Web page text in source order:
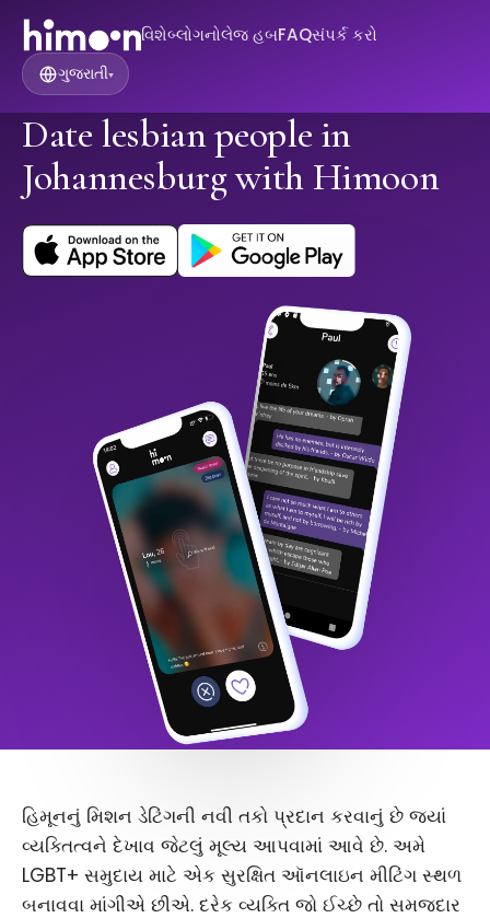
વિશેબ્લોગનોલેજ હબFAQસંપર્ક કરો
ગુજરાતી▾
Date lesbian people in
Johannesburg with Himoon
હિમૂનનું મિશન ડેટિંગની નવી તકો પ્રદાન કરવાનું છે જ્યાં
વ્યક્તિત્વને દેખાવ જેટલું મૂલ્ય આપવામાં આવે છે. અમે
LGBT+ સમુદાય માટે એક સુરક્ષિત ઑનલાઇન મીટિંગ સ્થળ
બનાવવા માંગીએ છીએ. દરેક વ્યક્તિ જો ઈચ્છે તો સમજદાર